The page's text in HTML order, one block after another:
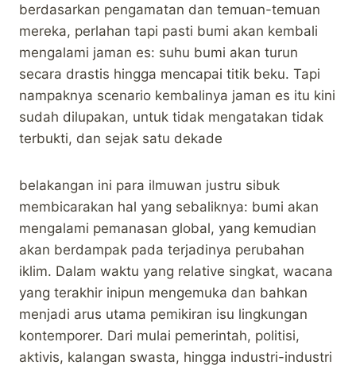
berdasarkan pengamatan dan temuan-temuan
mereka, perlahan tapi pasti bumi akan kembali
mengalami jaman es: suhu bumi akan turun
secara drastis hingga mencapai titik beku. Tapi
nampaknya scenario kembalinya jaman es itu kini
sudah dilupakan, untuk tidak mengatakan tidak
terbukti, dan sejak satu dekade
belakangan ini para ilmuwan justru sibuk
membicarakan hal yang sebaliknya: bumi akan
mengalami pemanasan global, yang kemudian
akan berdampak pada terjadinya perubahan
iklim. Dalam waktu yang relative singkat, wacana
yang terakhir inipun mengemuka dan bahkan
menjadi arus utama pemikiran isu lingkungan
kontemporer. Dari mulai pemerintah, politisi,
aktivis, kalangan swasta, hingga industri-industri